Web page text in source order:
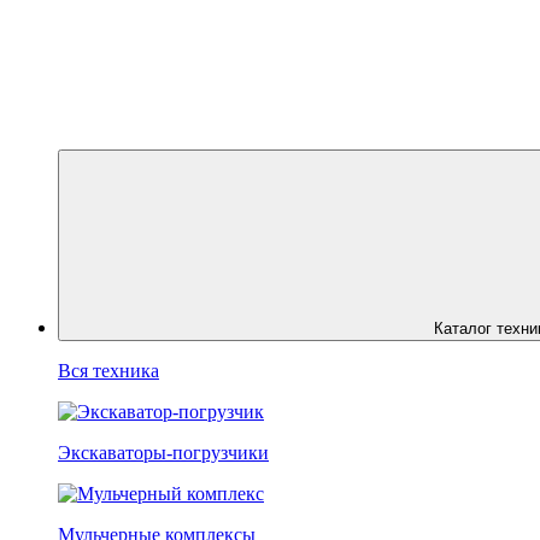
Каталог
Вся техника
Экскаваторы-погрузчики
Мульчерные комплексы